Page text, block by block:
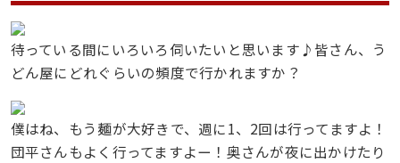
待っている間にいろいろ伺いたいと思います♪皆さん、う
どん屋にどれぐらいの頻度で行かれますか？
僕はね、もう麺が大好きで、週に1、2回は行ってますよ！
団平さんもよく行ってますよー！奥さんが夜に出かけたり